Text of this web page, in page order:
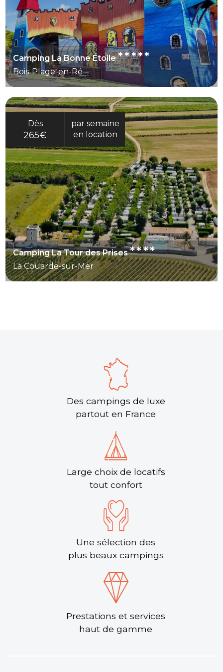
Camping La Bonne Étoile*****
Bois-Plage-en-Ré
Dès
265€
par semaine
en location
Camping La Tour des Prises****
La Couarde-sur-Mer
Des campings de luxe
partout en France
Large choix de locatifs
tout confort
Une sélection des
plus beaux campings
Prestations et services
haut de gamme